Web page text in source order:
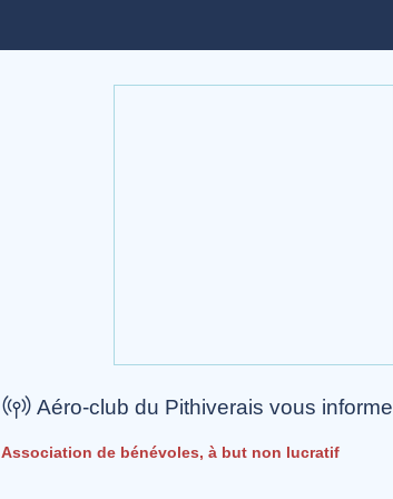
Aéro-club du Pithiverais vous informe
Association de bénévoles, à but non lucratif